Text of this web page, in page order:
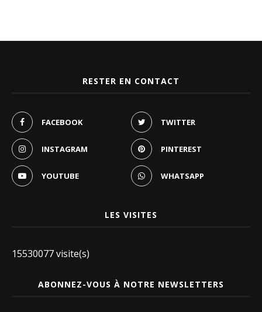
RESTER EN CONTACT
FACEBOOK TWITTER
INSTAGRAM PINTEREST
YOUTUBE WHATSAPP
LES VISITES
15530077 visite(s)
ABONNEZ-VOUS À NOTRE NEWSLETTERS